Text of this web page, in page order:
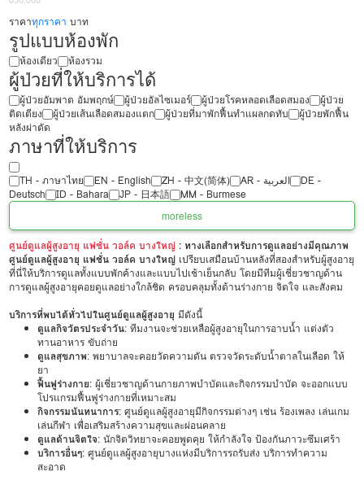
ราคาทุกราคา บาท
รูปแบบห้องพัก
ห้องเดียว ห้องรวม
ผู้ป่วยที่ให้บริการได้
ผู้ป่วยอัมพาต อัมพฤกษ์ ผู้ป่วยอัลไซเมอร์ ผู้ป่วยโรคหลอดเลือดสมอง
ผู้ป่วย
ติดเตียง
ผู้ป่วยเส้นเลือดสมองแตก ผู้ป่วยที่มาพักฟื้นทำแผลกดทับ
ผู้ป่วยพักฟื้น
หลังผ่าตัด
ภาษาที่ให้บริการ
TH - ‏ภาษาไทย EN - English ZH - 中文(简体) ‏AR - ‏العربية‏
DE -
Deutsch
ID - Bahara JP - 日本語
MM - Burmese
moreless
ศูนย์ดูแลผู้สูงอายุ แฟชั่น วอล์ค บางใหญ่ : ทางเลือกสำหรับการดูแลอย่างมีคุณภาพ
ศูนย์ดูแลผู้สูงอายุ แฟชั่น วอล์ค บางใหญ่ เปรียบเสมือนบ้านหลังที่สองสำหรับผู้สูงอายุ
ที่นี่ให้บริการดูแลทั้งแบบพักค้างและแบบไปเช้าเย็นกลับ โดยมีทีมผู้เชี่ยวชาญด้าน
การดูแลผู้สูงอายุคอยดูแลอย่างใกล้ชิด ครอบคลุมทั้งด้านร่างกาย จิตใจ และสังคม
บริการที่พบได้ทั่วไปในศูนย์ดูแลผู้สูงอายุ มีดังนี้
ดูแลกิจวัตรประจำวัน: ทีมงานจะช่วยเหลือผู้สูงอายุในการอาบน้ำ แต่งตัว
ทานอาหาร ขับถ่าย
ดูแลสุขภาพ: พยาบาลจะคอยวัดความดัน ตรวจวัดระดับน้ำตาลในเลือด ให้
ยา
ฟื้นฟูร่างกาย: ผู้เชี่ยวชาญด้านกายภาพบำบัดและกิจกรรมบำบัด จะออกแบบ
โปรแกรมฟื้นฟูร่างกายที่เหมาะสม
กิจกรรมนันทนาการ: ศูนย์ดูแลผู้สูงอายุมีกิจกรรมต่างๆ เช่น ร้องเพลง เล่นเกม
เล่นกีฬา เพื่อเสริมสร้างความสุขและผ่อนคลาย
ดูแลด้านจิตใจ: นักจิตวิทยาจะคอยพูดคุย ให้กำลังใจ ป้องกันภาวะซึมเศร้า
บริการอื่นๆ: ศูนย์ดูแลผู้สูงอายุบางแห่งมีบริการรถรับส่ง บริการทำความ
สะอาด